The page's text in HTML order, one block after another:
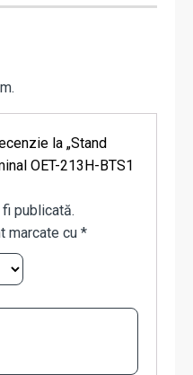
la „Stand
OET-213H-BTS1
publicată.
marcate cu *